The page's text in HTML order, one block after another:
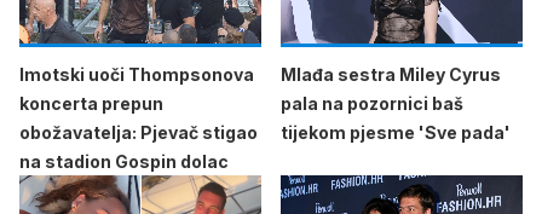
Imotski uoči Thompsonova
koncerta prepun
obožavatelja: Pjevač stigao
na stadion Gospin dolac
Mlađa sestra Miley Cyrus
pala na pozornici baš
tijekom pjesme 'Sve pada'